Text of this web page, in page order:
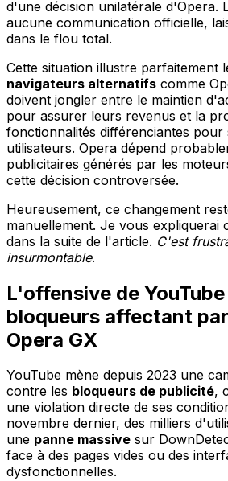
d'une décision unilatérale d'Opera.
aucune communication officielle,
dans le flou total.
Cette situation illustre parfaitement
navigateurs alternatifs comme
doivent jongler entre le maintien
pour assurer leurs revenus et la
fonctionnalités différenciantes pour
utilisateurs. Opera dépend
publicitaires générés par les
cette décision controversée.
Heureusement, ce changement
manuellement. Je vous expliquerai
dans la suite de l'article. C'est
insurmontable.
L'offensive de
bloqueurs affectant
Opera GX
YouTube mène depuis 2023 une
contre les bloqueurs de publicité,
une violation directe de ses
novembre dernier, des milliers
une panne massive sur
face à des pages vides ou des
dysfonctionnelles.